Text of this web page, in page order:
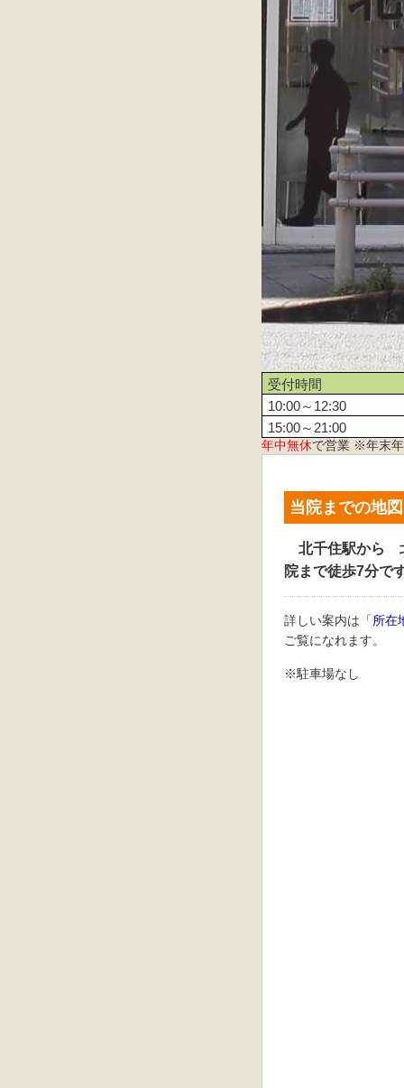
受付時間
10:00～12:30
15:00～21:00
年中無休で営業 ※年末
当院までの地図
北千住駅から
院まで徒歩7分で
詳しい案内は「所在
ご覧になれます。
※駐車場なし